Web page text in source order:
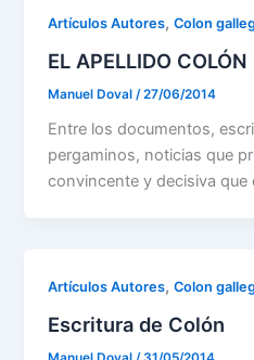
Artículos Autores,Colon
EL APELLIDO
Manuel Doval /27/06/2014
Entre los documentos,
pergaminos, noticias que
convincente y decisiva que
Artículos Autores,Colon
Escritura de Colón